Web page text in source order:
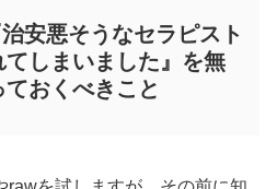
安悪そうなセラピスト
しまいました』を無
おくべきこと